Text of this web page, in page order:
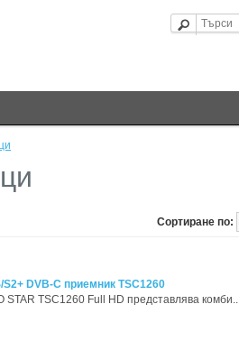
Сортиране по:
DVB-C приемник TSC1260
TSC1260 Full HD представлява комби..